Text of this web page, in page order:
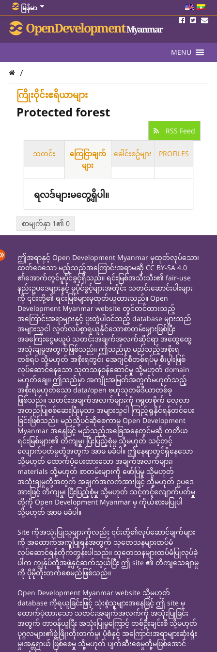
မြန်မာ
OpenDevelopmentMyanmar
MENU
/
ကြိုးဝိုင်းဧရိယာများ
Protected forest
RSS Feed
သတင်း
ကြေငြာချက်
များ
ခေါင်းစဥ်များ PROFILES
ရလဒ်များမတွေ့ရှိပါ။
စာမျက်နှာ 1၏ 0
ဤအရာနှင့် Open Development Myanmar မှထုတ်လုပ်သော၊
ထုတ်ဝေသော မည့်သည့်အကြောင်းအရာမဆို CC BY-SA 4.0
၏အောက်တွင်မူပိုင်ခွင့်ရှိသည်။ ရင်းမြစ်အသီးသီး၏ fair-use
နည်းဥပဒေများနှင့် မူပိုင်ခွင့်များအတိုင်း သတင်းဆောင်းပါးများ
ကို ၎င်းတို့၏ ရင်းမြစ်များမှထုတ်ယူထားသည်။ Open
Development Myanmar website တွင်တင်ထားသည့်
အကြောင်းအရာများနှင့် ပူးတွဲပါဝင်သည့် database များသည်
အများသူငါ လွတ်လပ်စွာရယူနိုင်သောစာတမ်းများဖြစ်ပြီး
အခကြေးငွေမယူပဲ သတင်းအချက်အလက်ဆိုင်ရာ အထွေထွေ
အသုံးချမှုအတွက်ဖြစ်သည်။ ဤသည်မှာ မည်သည့်အစိုးရ
တစ်ရပ် သို့မဟုတ် အစိုးရတွင်း အေဂျင်စီတစ်ရပ်မှ စီးပွါးဖြစ်
လုပ်ဆောင်နေသော သုတသနဝန်ဆောင်မှု သို့မဟုတ် domain
မဟုတ်ချေ။ ဤသည်မှာ အကျိုးအမြတ်အတွက်မဟုတ်သည့်
အစိုးရမဟုတ်သော data/open ဗဟုသုတမီဒီယာတစ်ခု
ဖြစ်သည်။ သတင်းအချက်အလက်များကို ဂရုတစိုက် လေ့လာ
အတည်ပြုစစ်ဆေးပြီးမှသာ အများသူငါ ကြည့်ရှုနိုင်ရန်တင်ပေး
ခြင်းဖြစ်သည်။ မည်သို့ပင်ဆိုစေကာမူ Open Development
Myanmar အနေဖြင့် မည်သည့်အခြေအနေတွင်မဆို တတိယ
ရင်းမြစ်များ၏ တိကျမှု၊ ပြီးပြည့်စုံမှု သို့မဟုတ် သင့်တင့်
လျောက်ပတ်မှုတို့အတွက် အာမ မခံပါ။ ဤနေရာတွင်ရှိနေသော
သို့မဟုတ် ထောက်ပံ့ပေးထားသော အချက်အလက်များ၊
materials သို့မဟုတ် စာတမ်းများကို ဖော်ပြမှု သို့မဟုတ်
အသုံးချမှုတို့အတွက် အချက်အလက်အားဖြင့် သို့မဟုတ် ဥပဒေ
အားဖြင့် တိကျမှု၊ ပြီးပြည့်စုံမှု သို့မဟုတ် သင့်တင့်လျောက်ပတ်မှု
တို့ကို Open Development Myanmar မှ ကိုယ်စားမပြုပါ
သို့မဟုတ် အာမ မခံပါ။
Site ကိုအသုံးပြုသူများကိုလည်း ၎င်းတို့၏လုပ်ဆောင်ချက်များ
ကို အထောက်အကူပြုရန်အတွက် သုတေသနများထပ်မံ
လုပ်ဆောင်ရန်တိုက်တွန်းပါသည်။ သုတေသနများထပ်မံပြုလုပ်ခဲ့
ပါက ကျွန်ုပ်တို့အဖွဲ့နှင့်ဆက်သွယ်ပြီး ဤ site ၏ တိကျသေချာမှု
ကို ပိုမိုတိုးတက်စေမည်ဖြစ်သည်။
Open Development Myanmar website သို့မဟုတ်
database ကိုရယူခြင်းဖြင့် သုံးစွဲသူများအနေဖြင့် ဤ site မှ
ထောက်ပံ့ထားသော သတင်းအချက်အလက်ကို အသုံးပြုခြင်း
အတွက် တာဝန်ယူပြီး အသုံးပြုမှုကြောင့် တစ်ဦးချင်းစီ သို့မဟုတ်
ပုဂ္ဂလများ၏ဖွံ့ဖြိုးတိုးတက်မှု၊ ပုံစံနှင့် အကြောင်းအရာများဆုံးရှုံး
မှု၊အန္တရာယ် ဖြစ်စေမှု သို့မဟုတ် ပျက်ဆီးစေမှုတို့မဖြစ်အောင်